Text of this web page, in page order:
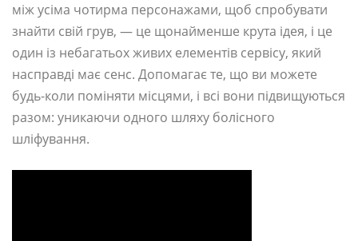
між усіма чотирма персонажами, щоб спробувати
знайти свій грув, — це щонайменше крута ідея, і це
один із небагатьох живих елементів сервісу, який
насправді має сенс. Допомагає те, що ви можете
будь-коли поміняти місцями, і всі вони підвищуються
разом: уникаючи одного шляху болісного
шліфування.